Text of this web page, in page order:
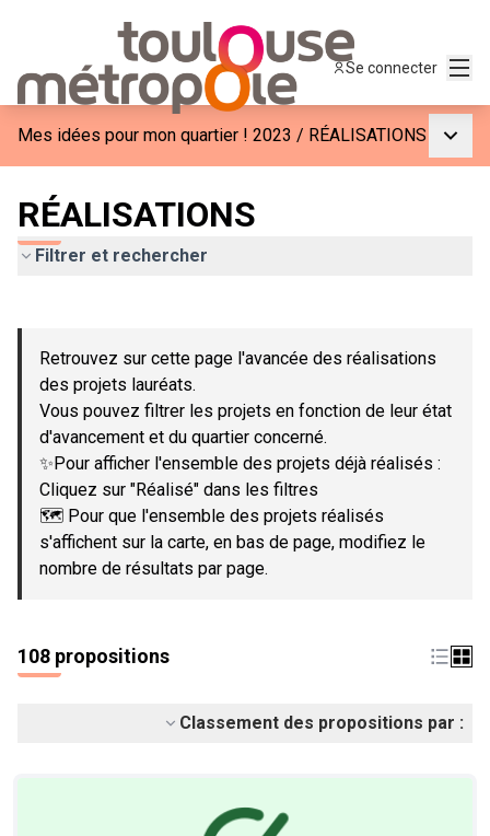
Se connecter
Mes idées pour mon quartier ! 2023 / RÉALISATIONS
RÉALISATIONS
Filtrer et rechercher
−
Retrouvez sur cette page l'avancée des réalisations
des projets lauréats.
Vous pouvez filtrer les projets en fonction de leur état
d'avancement et du quartier concerné.
✨Pour afficher l'ensemble des projets déjà réalisés :
Cliquez sur "Réalisé" dans les filtres
🗺️ Pour que l'ensemble des projets réalisés
s'affichent sur la carte, en bas de page, modifiez le
nombre de résultats par page.
108 propositions
Classement des propositions par :